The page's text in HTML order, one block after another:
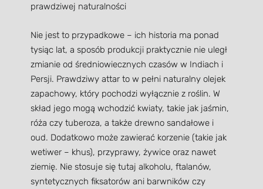
prawdziwej naturalności
Nie jest to przypadkowe – ich historia ma ponad
tysiąc lat, a sposób produkcji praktycznie nie uległ
zmianie od średniowiecznych czasów w Indiach i
Persji. Prawdziwy attar to w pełni naturalny olejek
zapachowy, który pochodzi wyłącznie z roślin. W
skład jego mogą wchodzić kwiaty, takie jak jaśmin,
róża czy tuberoza, a także drewno sandałowe i
oud. Dodatkowo może zawierać korzenie (takie jak
wetiwer – khus), przyprawy, żywice oraz nawet
ziemię. Nie stosuje się tutaj alkoholu, ftalanów,
syntetycznych fiksatorów ani barwników czy